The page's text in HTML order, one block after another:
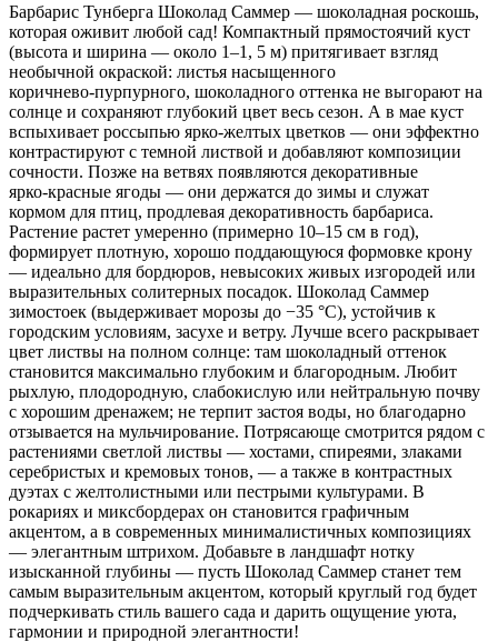
Барбарис Тунберга Шоколад Саммер — шоколадная роскошь,
которая оживит любой сад! Компактный прямостоячий куст
(высота и ширина — около 1–1, 5 м) притягивает взгляд
необычной окраской: листья насыщенного
коричнево‑пурпурного, шоколадного оттенка не выгорают на
солнце и сохраняют глубокий цвет весь сезон. А в мае куст
вспыхивает россыпью ярко‑желтых цветков — они эффектно
контрастируют с темной листвой и добавляют композиции
сочности. Позже на ветвях появляются декоративные
ярко‑красные ягоды — они держатся до зимы и служат
кормом для птиц, продлевая декоративность барбариса.
Растение растет умеренно (примерно 10–15 см в год),
формирует плотную, хорошо поддающуюся формовке крону
— идеально для бордюров, невысоких живых изгородей или
выразительных солитерных посадок. Шоколад Саммер
зимостоек (выдерживает морозы до −35 °C), устойчив к
городским условиям, засухе и ветру. Лучше всего раскрывает
цвет листвы на полном солнце: там шоколадный оттенок
становится максимально глубоким и благородным. Любит
рыхлую, плодородную, слабокислую или нейтральную почву
с хорошим дренажем; не терпит застоя воды, но благодарно
отзывается на мульчирование. Потрясающе смотрится рядом с
растениями светлой листвы — хостами, спиреями, злаками
серебристых и кремовых тонов, — а также в контрастных
дуэтах с желтолистными или пестрыми культурами. В
рокариях и миксбордерах он становится графичным
акцентом, а в современных минималистичных композициях
— элегантным штрихом. Добавьте в ландшафт нотку
изысканной глубины — пусть Шоколад Саммер станет тем
самым выразительным акцентом, который круглый год будет
подчеркивать стиль вашего сада и дарить ощущение уюта,
гармонии и природной элегантности!